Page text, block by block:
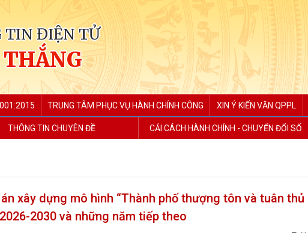
TIN ĐIỆN TỬ
TRUNG TÂM PHỤC VỤ HÀNH CHÍNH CÔNG XIN Ý KIẾN VĂN QPPL
THÔNG TIN CHUYÊN ĐỀ CẢI CÁCH HÀNH CHÍNH - CHUYỂN ĐỔI SỐ
xây dựng mô hình “Thành phố thượng tôn và tuân thủ
2030 và những năm tiếp theo